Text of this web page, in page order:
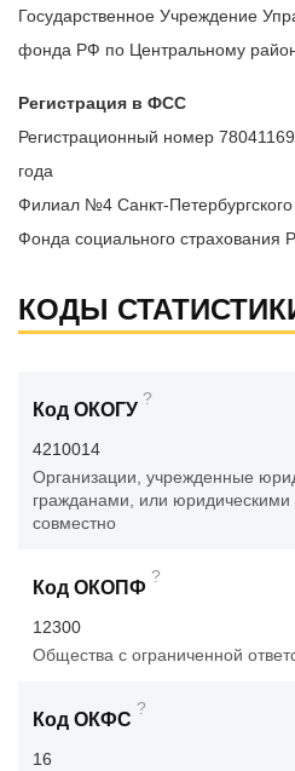
Государственное Учреждение
фонда РФ по Центральному
Регистрация в ФСС
Регистрационный номер
года
Филиал №4 Санкт-Петербургского
Фонда социального страхования
КОДЫ
Код ОКОГУ
?
4210014
Организации, учрежденные
гражданами, или
совместно
Код ОКОПФ
?
12300
Общества с ограниченной
Код ОКФС
?
16